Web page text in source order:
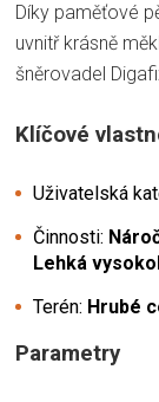
Díky paměťové
uvnitř krásně
šněrovadel
Klíčové
Uživatelská
Činnosti:
Lehká
Terén: Hrubé
Parametry